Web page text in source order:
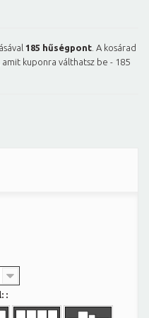
185 hűségpont . A kosárad
kuponra válthatsz be - 185
: